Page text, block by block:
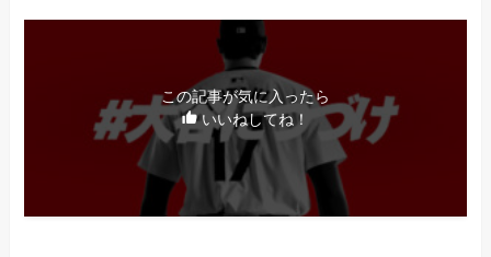
この記事が気に入ったら
いいねしてね！